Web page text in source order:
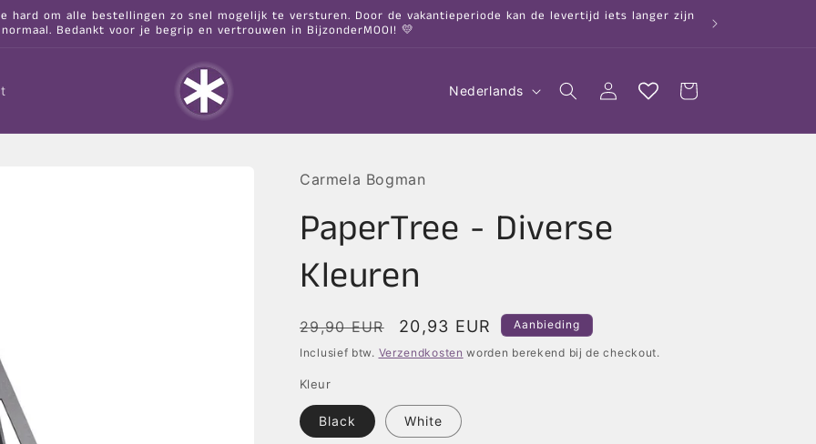
hard om alle bestellingen zo snel mogelijk te versturen. Door de vakantieperiode kan de levertijd iets langer zijn
Bedankt voor je begrip en vertrouwen in BijzonderMOOI! 💛
a
Nederlands Inloggen Winkelwagen
Carmela Bogman
PaperTree - Diverse
Kleuren
Normale
prijs
29,90 EUR Aanbiedingsprijs
20,93 EUR Aanbieding
Inclusief btw. Verzendkosten worden berekend bij de checkout.
Kleur
Black White